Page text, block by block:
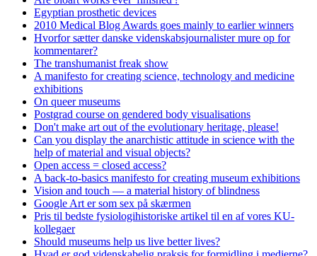
Egyptian prosthetic devices
2010 Medical Blog Awards goes mainly to earlier winners
Hvorfor sætter danske videnskabsjournalister mure op for
kommentarer?
The transhumanist freak show
A manifesto for creating science, technology and medicine
exhibitions
On queer museums
Postgrad course on gendered body visualisations
Don't make art out of the evolutionary heritage, please!
Can you display the anarchistic attitude in science with the
help of material and visual objects?
Open access = closed access?
A back-to-basics manifesto for creating museum exhibitions
Vision and touch — a material history of blindness
Google Art er som sex på skærmen
Pris til bedste fysiologihistoriske artikel til en af vores KU-
kollegaer
Should museums help us live better lives?